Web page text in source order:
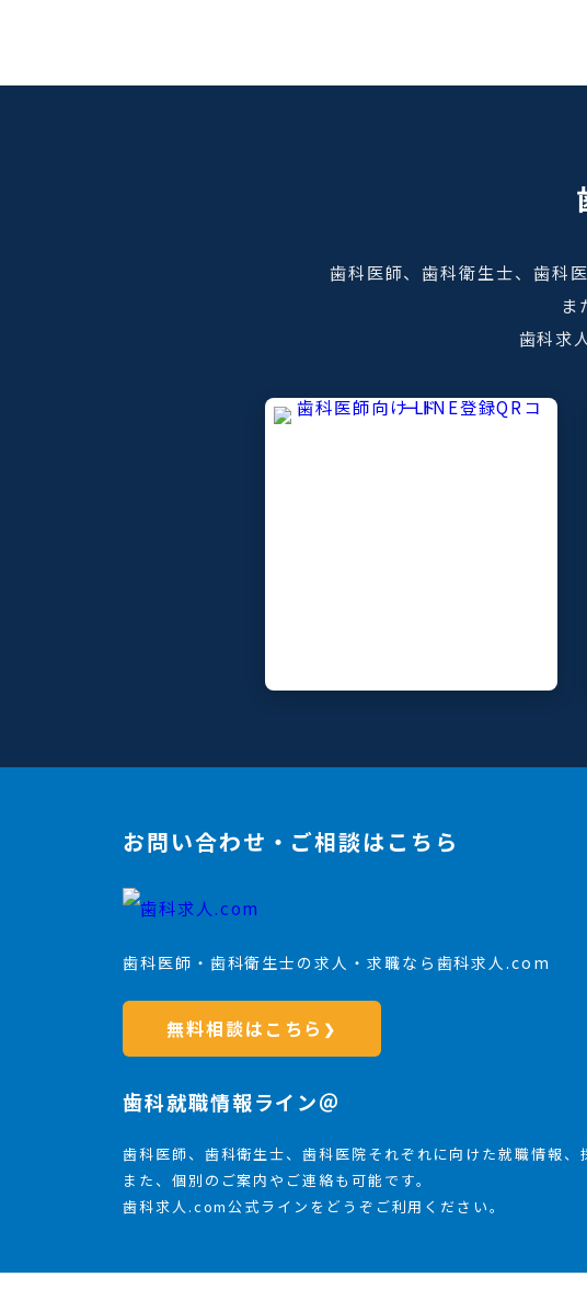
歯科医師、歯科衛生士、歯科
ま
歯科求
お問い合わせ・ご相談はこちら
歯科医師・歯科衛生士の求人・求職なら歯科求人.com
無料相談はこちら ❯
歯科就職情報ライン＠
歯科医師、歯科衛生士、歯科医院それぞれに向けた就職情報、
また、個別のご案内やご連絡も可能です。
歯科求人.com公式ラインをどうぞご利用ください。